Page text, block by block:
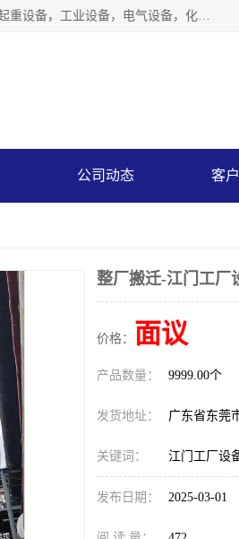
工厂拆除,化工厂拆除,电子厂拆除回收范围；机械设备，机电设备，电力设备，冷冻设备，起重设备，工业设备，电气设备，化工设备，木工设备，纺织设备，印染设备，水洗设备，电力物资，废旧金属，废旧物资，二手锅炉，二手电梯。
公司动态 客
整厂搬迁-江门工厂
价格： 面议
产品数量： 9999.00个
发货地址： 广东省东莞
关键词： 江门工厂设
发布日期： 2025-03-01